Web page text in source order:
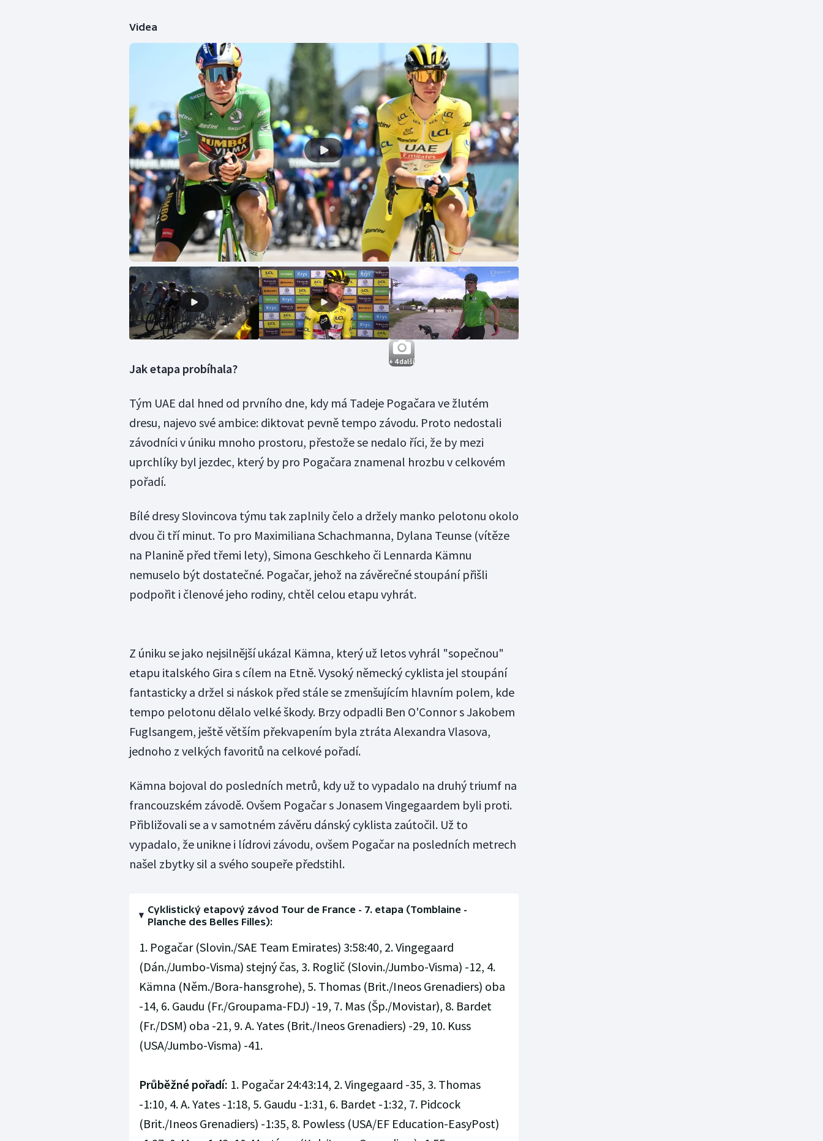
Videa
+ 4 další
Jak etapa probíhala?
Tým UAE dal hned od prvního dne, kdy má Tadeje Pogačara ve žlutém
dresu, najevo své ambice: diktovat pevně tempo závodu. Proto nedostali
závodníci v úniku mnoho prostoru, přestože se nedalo říci, že by mezi
uprchlíky byl jezdec, který by pro Pogačara znamenal hrozbu v celkovém
pořadí.
Bílé dresy Slovincova týmu tak zaplnily čelo a držely manko pelotonu okolo
dvou či tří minut. To pro Maximiliana Schachmanna, Dylana Teunse (vítěze
na Planině před třemi lety), Simona Geschkeho či Lennarda Kämnu
nemuselo být dostatečné. Pogačar, jehož na závěrečné stoupání přišli
podpořit i členové jeho rodiny, chtěl celou etapu vyhrát.
Z úniku se jako nejsilnější ukázal Kämna, který už letos vyhrál "sopečnou"
etapu italského Gira s cílem na Etně. Vysoký německý cyklista jel stoupání
fantasticky a držel si náskok před stále se zmenšujícím hlavním polem, kde
tempo pelotonu dělalo velké škody. Brzy odpadli Ben O'Connor s Jakobem
Fuglsangem, ještě větším překvapením byla ztráta Alexandra Vlasova,
jednoho z velkých favoritů na celkové pořadí.
Kämna bojoval do posledních metrů, kdy už to vypadalo na druhý triumf na
francouzském závodě. Ovšem Pogačar s Jonasem Vingegaardem byli proti.
Přibližovali se a v samotném závěru dánský cyklista zaútočil. Už to
vypadalo, že unikne i lídrovi závodu, ovšem Pogačar na posledních metrech
našel zbytky sil a svého soupeře předstihl.
Cyklistický etapový závod Tour de France - 7. etapa (Tomblaine -
Planche des Belles Filles):
1. Pogačar (Slovin./SAE Team Emirates) 3:58:40, 2. Vingegaard
(Dán./Jumbo-Visma) stejný čas, 3. Roglič (Slovin./Jumbo-Visma) -12, 4.
Kämna (Něm./Bora-hansgrohe), 5. Thomas (Brit./Ineos Grenadiers) oba
-14, 6. Gaudu (Fr./Groupama-FDJ) -19, 7. Mas (Šp./Movistar), 8. Bardet
(Fr./DSM) oba -21, 9. A. Yates (Brit./Ineos Grenadiers) -29, 10. Kuss
(USA/Jumbo-Visma) -41.
Průběžné pořadí: 1. Pogačar 24:43:14, 2. Vingegaard -35, 3. Thomas
-1:10, 4. A. Yates -1:18, 5. Gaudu -1:31, 6. Bardet -1:32, 7. Pidcock
(Brit./Ineos Grenadiers) -1:35, 8. Powless (USA/EF Education-EasyPost)